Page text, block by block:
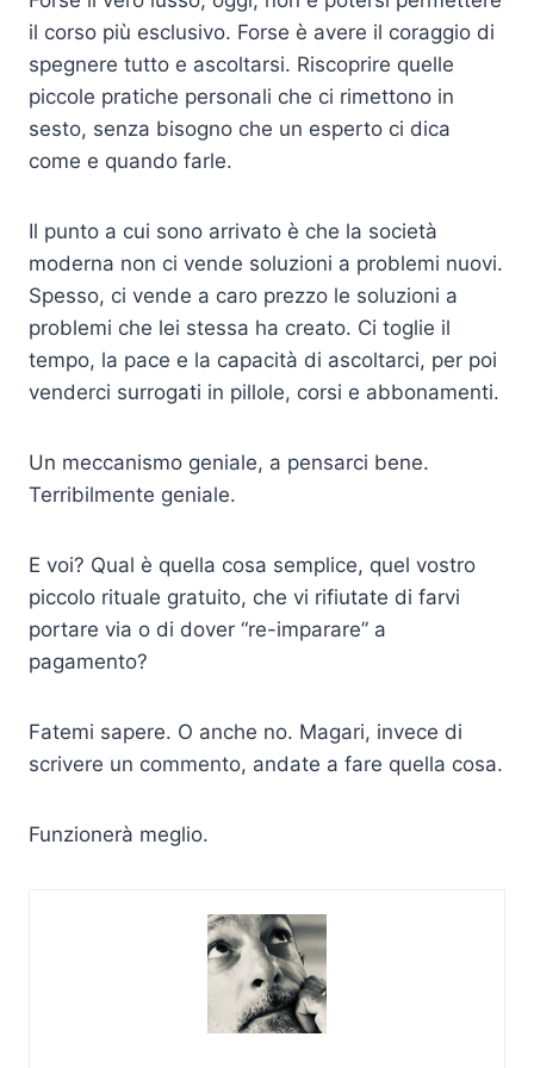
il corso più esclusivo. Forse è avere il coraggio di
spegnere tutto e ascoltarsi. Riscoprire quelle
piccole pratiche personali che ci rimettono in
sesto, senza bisogno che un esperto ci dica
come e quando farle.
Il punto a cui sono arrivato è che la società
moderna non ci vende soluzioni a problemi nuovi.
Spesso, ci vende a caro prezzo le soluzioni a
problemi che lei stessa ha creato. Ci toglie il
tempo, la pace e la capacità di ascoltarci, per poi
venderci surrogati in pillole, corsi e abbonamenti.
Un meccanismo geniale, a pensarci bene.
Terribilmente geniale.
E voi? Qual è quella cosa semplice, quel vostro
piccolo rituale gratuito, che vi rifiutate di farvi
portare via o di dover “re-imparare” a
pagamento?
Fatemi sapere. O anche no. Magari, invece di
scrivere un commento, andate a fare quella cosa.
Funzionerà meglio.